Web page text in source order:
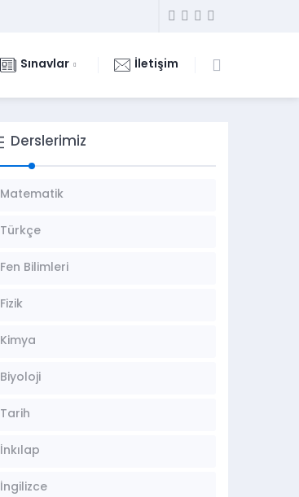
Sınavlar İletişim
Derslerimiz
Matematik
Türkçe
Fen Bilimleri
Fizik
Kimya
Biyoloji
Tarih
İnkılap
İngilizce